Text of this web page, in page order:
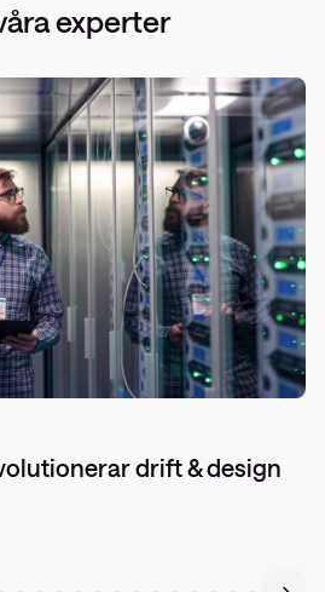
experter
drift & design